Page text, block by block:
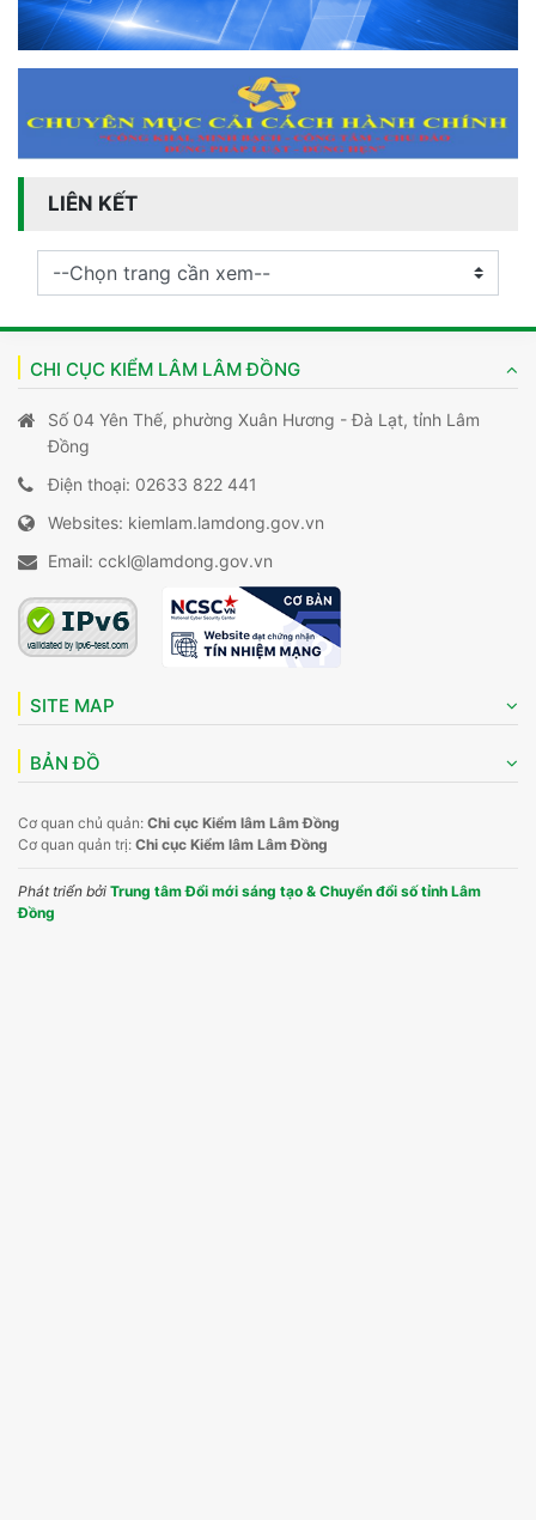
LIÊN KẾT
CHI CỤC KIỂM LÂM LÂM ĐỒNG
Số 04 Yên Thế, phường Xuân Hương - Đà Lạt, tỉnh Lâm
Đồng
Điện thoại: 02633 822 441
Websites: kiemlam.lamdong.gov.vn
Email: cckl@lamdong.gov.vn
SITE MAP
BẢN ĐỒ
Cơ quan chủ quản: Chi cục Kiểm lâm Lâm Đồng
Cơ quan quản trị: Chi cục Kiểm lâm Lâm Đồng
Phát triển bởi Trung tâm Đổi mới sáng tạo & Chuyển đổi số tỉnh Lâm
Đồng